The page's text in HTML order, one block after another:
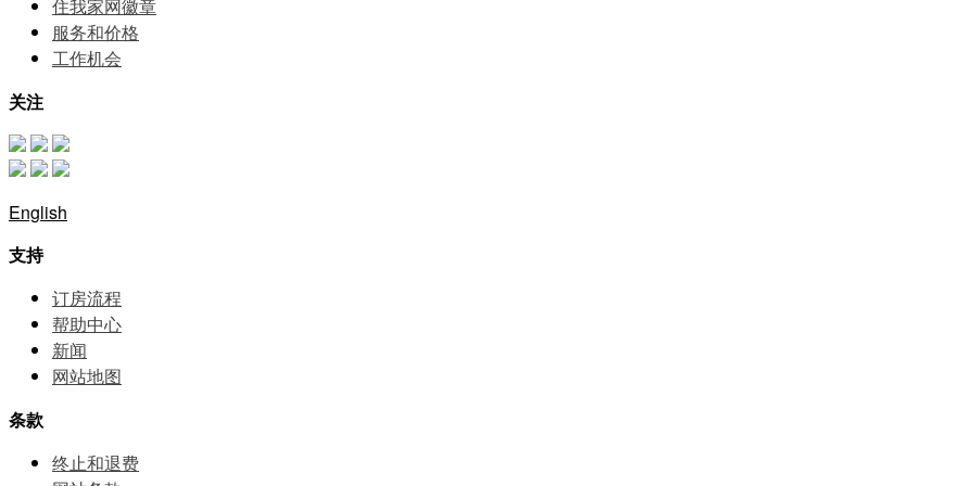
住我家网徽章
服务和价格
⼯作机会
关注
English
支持
订房流程
帮助中⼼
新闻
网站地图
条款
终止和退费